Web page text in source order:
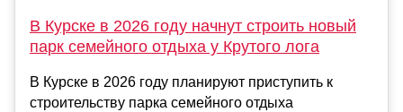
В Курске в 2026 году начнут строить новый
парк семейного отдыха у Крутого лога
В Курске в 2026 году планируют приступить к
строительству парка семейного отдыха